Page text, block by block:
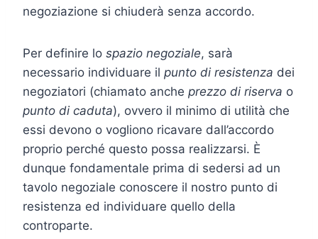
negoziazione si chiuderà senza accordo.
Per definire lo spazio negoziale, sarà
necessario individuare il punto di resistenza dei
negoziatori (chiamato anche prezzo di riserva o
punto di caduta), ovvero il minimo di utilità che
essi devono o vogliono ricavare dall’accordo
proprio perché questo possa realizzarsi. È
dunque fondamentale prima di sedersi ad un
tavolo negoziale conoscere il nostro punto di
resistenza ed individuare quello della
controparte.